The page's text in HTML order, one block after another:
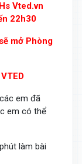
Vted.vn
22h30
mở Phòng
em đã
em có thể
làm bài